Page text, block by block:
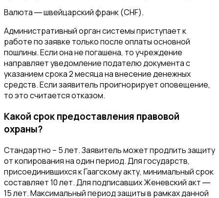
Валюта ― швейцарский франк (CHF).
Административный орган системы приступает к
работе по заявке только после оплаты основной
пошлины. Если она не погашена, то учреждение
направляет уведомление подателю документа с
указанием срока 2 месяца на внесение денежных
средств. Если заявитель проигнорирует оповещение,
то это считается отказом.
Какой срок предоставления правовой
охраны?
Стандартно – 5 лет. Заявитель может продлить защиту
от копирования на один период. Для государств,
присоединившихся к Гаагскому акту, минимальный срок
составляет 10 лет. Для подписавших Женевский акт ―
15 лет. Максимальный период защиты в рамках данной